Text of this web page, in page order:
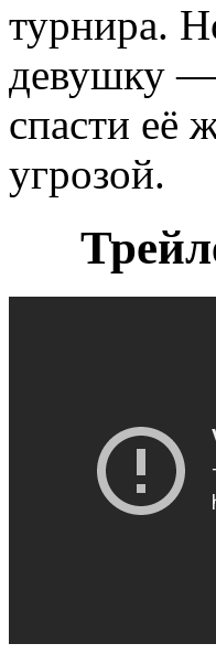
турнира.
девушку —
спасти её
угрозой.